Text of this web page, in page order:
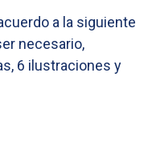
a la siguiente
necesario,
6 ilustraciones y